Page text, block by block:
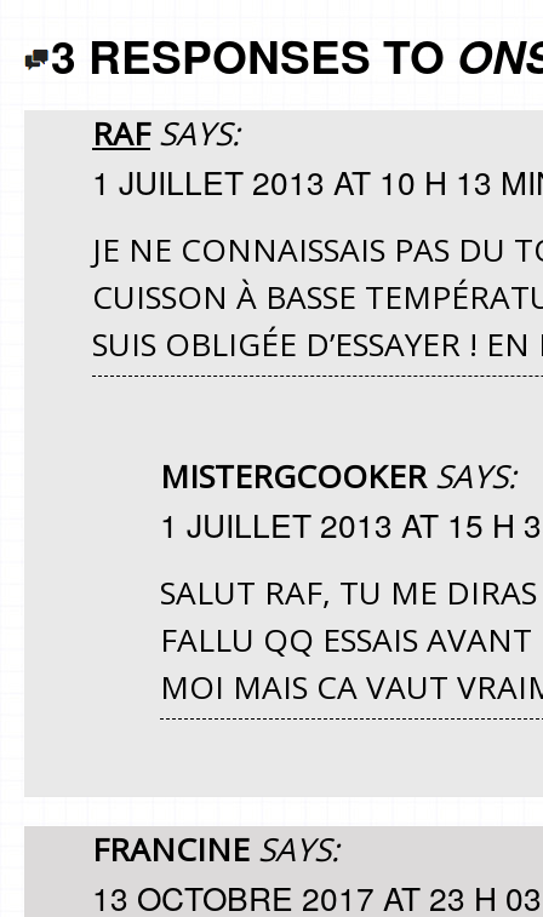
3 RESPONSES TO
RAF SAYS:
1 JUILLET 2013 AT 10 H 13
JE NE CONNAISSAIS PAS DU
CUISSON À BASSE
SUIS OBLIGÉE D’ESSAYER !
MISTERGCOOKER SAYS:
1 JUILLET 2013 AT 15 H
SALUT RAF, TU ME
FALLU QQ ESSAIS
MOI MAIS CA VAUT
FRANCINE SAYS:
13 OCTOBRE 2017 AT 23 H